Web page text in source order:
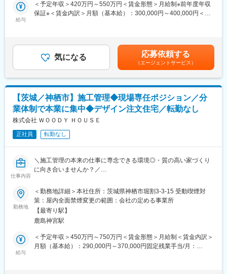
ります。また、資格試験受験料は会社が全額負担しております
（各資格級毎3回まで）。
地域で腰を据えて働きたい方にもオススメの環境です。
・現場写真の撮影・整理・管理
・見積作成・材料の発注
■組織構成：
4名（40代2名・50代2名／男性活躍中）
定年は60歳ですが、再雇用制度の利用等で長期就業も可能です◎
■働き方の魅力！
＊状況に応じて直行直帰も可能等、柔軟に働けます。
＊残業月10h程・17:45定時で家族との時間もしっかり確保！
＊週休2日制（水・日）なのでバランス良く休める！有給も取りや
すい環境です。
■当社の強み：
当社は県内に分譲地を多数保有しているため、土地選びからご相
談に乗ることができます。
など6シリーズのブランドを展開しており
予算やご希望に合った商品を提案できるため、お客様にもご満足
給与
＜予定年収＞420万円～550万円＜賃金形態＞月給制※前年度年収
保証※＜賃金内訳＞月額（基本給）：300,000円～400,000円＜月
相当※昨年実績)を含む※賞与は個人成績や業績により変動する賃金
はあくまでも目安の金額であり、選考を通じて上下する可能性が
あります。月給(月額)は固定手当を含めた表記です。
気になる 応募依頼する
（エージェントサービス）
【茨城／神栖市】施工管理◆現場専任ポジション／分
業体制で本業に集中◆デザイン注文住宅／転勤なし
株式会社 ＷＯＯＤＹ ＨＯＵＳＥ
正社員 転勤なし
仕事内容
＼施工管理の本来の仕事に専念できる環境◎・質の高い家づくり
に向き合いませんか？／
■当社について
デザイン性の高い注文住宅に特化し、「おしゃれでカッコいい暮
らし」を提供するハウスメーカーです。画一的な住宅ではなく、1
棟ごとに明確なコンセプトを持たせ、“人に自慢したくなる家”を追
求しています。
また、「家＝モノではなく時間」という思想のもと、住まいの先
にある暮らしの体験価値まで重視している点が特徴です。さらに
勤務地
＜勤務地詳細＞本社住所：茨城県神栖市堀割3-3-15 受動喫煙対
策：屋内全面禁煙変更の範囲：会社の定める事業所
【最寄り駅】
鹿島神宮駅
給与
＜予定年収＞450万円～750万円＜賃金形態＞月給制＜賃金内訳＞
月額（基本給）：290,000円～370,000円固定残業手当/月：